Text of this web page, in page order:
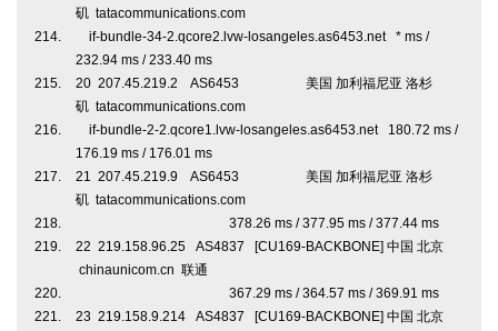
矶 tatacommunications.com
if-bundle-34-2.qcore2.lvw-losangeles.as6453.net * ms /
232.94 ms / 233.40 ms
20 207.45.219.2 AS6453 美国 加利福尼亚 洛杉
矶 tatacommunications.com
if-bundle-2-2.qcore1.lvw-losangeles.as6453.net 180.72 ms /
176.19 ms / 176.01 ms
21 207.45.219.9 AS6453 美国 加利福尼亚 洛杉
矶 tatacommunications.com
378.26 ms / 377.95 ms / 377.44 ms
22 219.158.96.25 AS4837 [CU169-BACKBONE] 中国 北京
chinaunicom.cn 联通
367.29 ms / 364.57 ms / 369.91 ms
23 219.158.9.214 AS4837 [CU169-BACKBONE] 中国 北京